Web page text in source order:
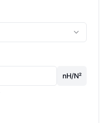
nH/N²